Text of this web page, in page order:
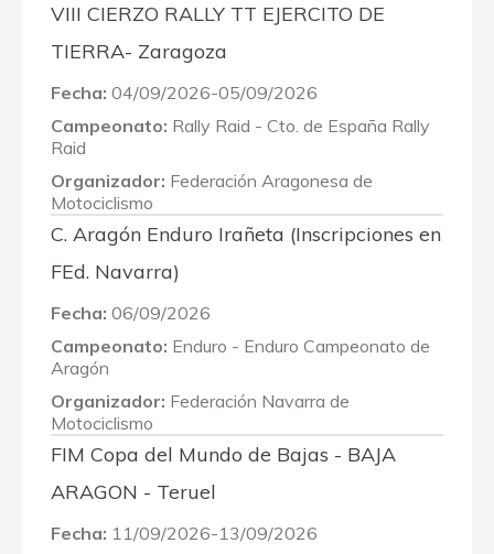
VIII CIERZO RALLY TT EJERCITO DE
TIERRA- Zaragoza
Fecha: 04/09/2026-05/09/2026
Campeonato: Rally Raid - Cto. de España Rally
Raid
Organizador: Federación Aragonesa de
Motociclismo
C. Aragón Enduro Irañeta (Inscripciones en
FEd. Navarra)
Fecha: 06/09/2026
Campeonato: Enduro - Enduro Campeonato de
Aragón
Organizador: Federación Navarra de
Motociclismo
FIM Copa del Mundo de Bajas - BAJA
ARAGON - Teruel
Fecha: 11/09/2026-13/09/2026